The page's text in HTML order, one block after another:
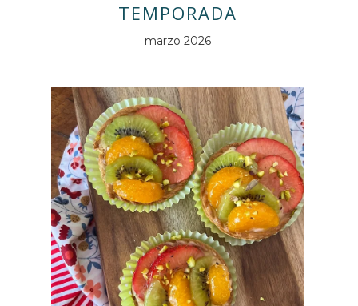
TEMPORADA
marzo 2026